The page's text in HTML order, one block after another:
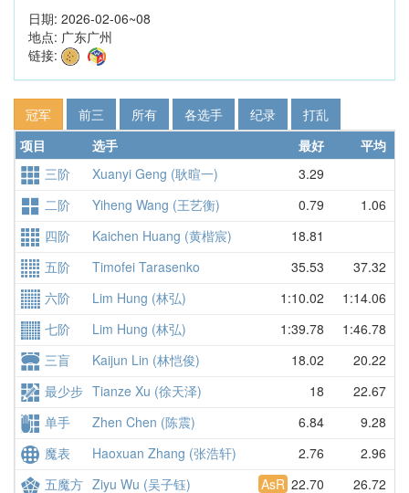
日期: 2026-02-06~08
地点: 广东广州
链接:
冠军 前三 所有 各选手 纪录
打乱
项目
选手 最好 平均
三阶
Xuanyi Geng (耿暄一) 3.29
二阶
Yiheng Wang (王艺衡) 0.79 1.06
四阶
Kaichen Huang (黄楷宸) 18.81
五阶
Timofei Tarasenko 35.53 37.32
六阶
Lim Hung (林弘) 1:10.02 1:14.06
七阶
Lim Hung (林弘) 1:39.78 1:46.78
三盲
Kaijun Lin (林恺俊) 18.02 20.22
最少步 Tianze Xu (徐天泽) 18 22.67
单手
Zhen Chen (陈震) 6.84 9.28
魔表
Haoxuan Zhang (张浩轩) 2.76 2.96
五魔方 Ziyu Wu (吴子钰) AsR 22.70 26.72